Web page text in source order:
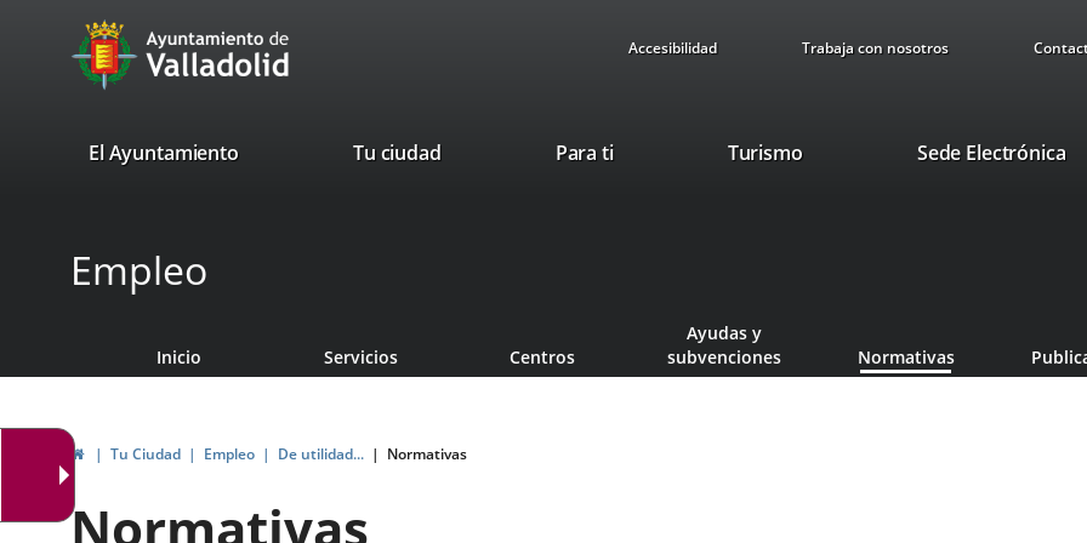
Portal
Web
Ayuntamiento
Valladolid
Accesibilidad Trabaja con nosotros
valladolid.es
El Ayuntamiento Tu ciudad Para ti TurismoEste
Sede Electrónica
Empleo
Inicio Servicios Centros
Ayudas y
subvenciones
Normativas
InicioTu Ciudad Empleo De utilidad... Normativas
Normativas